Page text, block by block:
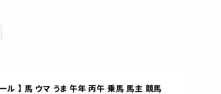
ル 】 馬 ウマ うま 午年 丙午 乗馬 馬主 競馬